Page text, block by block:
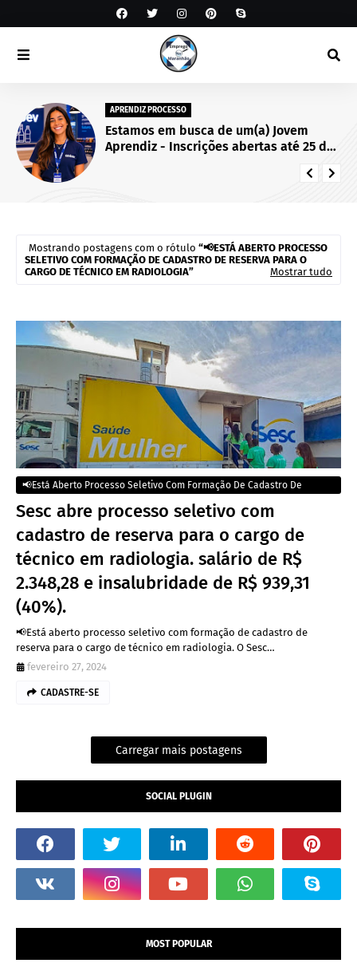
APRENDIZ PROCESSO
Estamos em busca de um(a) Jovem
Aprendiz - Inscrições abertas até 25 de
Mostrando postagens com o rótulo
📢ESTÁ ABERTO PROCESSO
SELETIVO COM FORMAÇÃO DE CADASTRO DE RESERVA PARA O
CARGO DE TÉCNICO EM RADIOLOGIA
Mostrar tudo
📢Está Aberto Processo Seletivo Com Formação De Cadastro De
Reserva Para O Cargo De Técnico Em Radiologia
Sesc abre processo seletivo com
cadastro de reserva para o cargo de
técnico em radiologia. salário de R$
2.348,28 e insalubridade de R$ 939,31
(40%).
📢Está aberto processo seletivo com formação de cadastro de
reserva para o cargo de técnico em radiologia. O Sesc…
fevereiro 27, 2024
CADASTRE-SE
Carregar mais postagens
SOCIAL PLUGIN
MOST POPULAR